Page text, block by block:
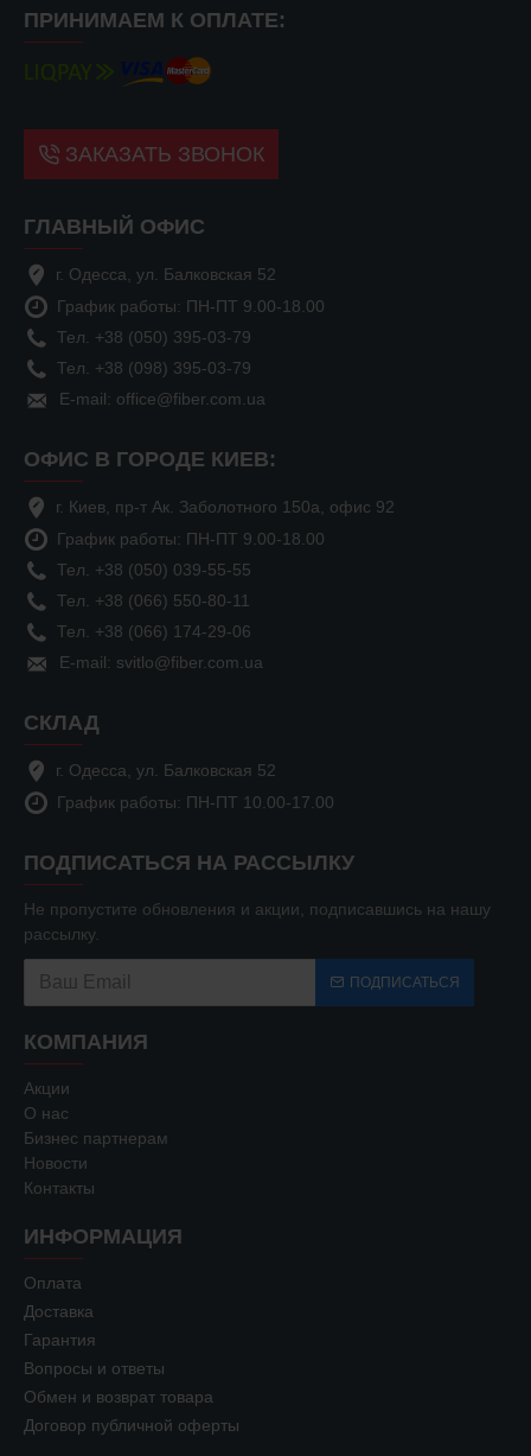
ПРИНИМАЕМ К ОПЛАТЕ:
ЗАКАЗАТЬ ЗВОНОК
ГЛАВНЫЙ ОФИС
г. Одесса, ул. Балковская 52
График работы: ПН-ПТ 9.00-18.00
Тел. +38 (050) 395-03-79
Тел. +38 (098) 395-03-79
E-mail: office@fiber.com.ua
ОФИС В ГОРОДЕ КИЕВ:
г. Киев, пр-т Ак. Заболотного 150а, офис 92
График работы: ПН-ПТ 9.00-18.00
Тел. +38 (050) 039-55-55
Тел. +38 (066) 550-80-11
Тел. +38 (066) 174-29-06
E-mail: svitlo@fiber.com.ua
СКЛАД
г. Одесса, ул. Балковская 52
График работы: ПН-ПТ 10.00-17.00
ПОДПИСАТЬСЯ НА РАССЫЛКУ
Не пропустите обновления и акции, подписавшись на нашу
рассылку.
ПОДПИСАТЬСЯ
КОМПАНИЯ
Акции
О нас
Бизнес партнерам
Новости
Контакты
ИНФОРМАЦИЯ
Оплата
Доставка
Гарантия
Вопросы и ответы
Обмен и возврат товара
Договор публичной оферты